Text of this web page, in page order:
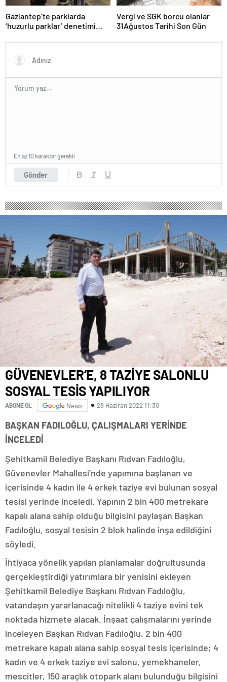
Gaziantep’te parklarda
‘huzurlu parklar’ denetimi
Vergi ve SGK borcu olanlar
31Ağustos Tarihi Son Gün
Gönder
En az 10 karakter gerekli
GÜVENEVLER’E, 8 TAZİYE SALONLU
SOSYAL TESİS YAPILIYOR
ABONE OL News 28 Haziran 2022 11:30
BAŞKAN FADILOĞLU, ÇALIŞMALARI YERİNDE
İNCELEDİ
Şehitkamil Belediye Başkanı Rıdvan Fadıloğlu,
Güvenevler Mahallesi’nde yapımına başlanan ve
içerisinde 4 kadın ile 4 erkek taziye evi bulunan sosyal
tesisi yerinde inceledi. Yapının 2 bin 400 metrekare
kapalı alana sahip olduğu bilgisini paylaşan Başkan
Fadıloğlu, sosyal tesisin 2 blok halinde inşa edildiğini
söyledi.
İhtiyaca yönelik yapılan planlamalar doğrultusunda
gerçekleştirdiği yatırımlara bir yenisini ekleyen
Şehitkamil Belediye Başkanı Rıdvan Fadıloğlu,
vatandaşın yararlanacağı nitelikli 4 taziye evini tek
noktada hizmete alacak. İnşaat çalışmalarını yerinde
inceleyen Başkan Rıdvan Fadıloğlu, 2 bin 400
metrekare kapalı alana sahip sosyal tesis içerisinde; 4
kadın ve 4 erkek taziye evi salonu, yemekhaneler,
mescitler, 150 araçlık otopark alanı bulunduğu bilgisini